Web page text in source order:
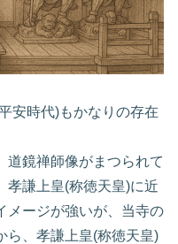
安時代)もかなりの存在
鏡禅師像がまつられて
孝謙上皇(称徳天皇)に近
メージが強いが、当寺の
ら、孝謙上皇(称徳天皇)